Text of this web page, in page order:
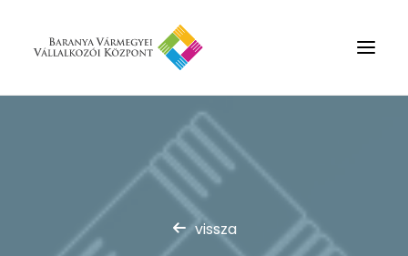
Rólunk
Szolgáltatások
Hírek
Partnerek
vissza